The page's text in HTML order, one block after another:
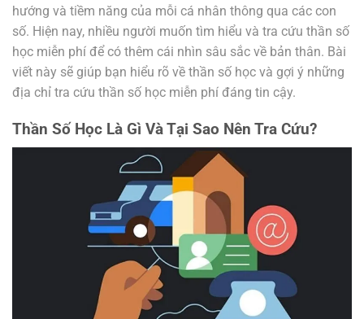
hướng và tiềm năng của mỗi cá nhân thông qua các con
số. Hiện nay, nhiều người muốn tìm hiểu và tra cứu thần số
học miễn phí để có thêm cái nhìn sâu sắc về bản thân. Bài
viết này sẽ giúp bạn hiểu rõ về thần số học và gợi ý những
địa chỉ tra cứu thần số học miễn phí đáng tin cậy.
Thần Số Học Là Gì Và Tại Sao Nên Tra Cứu?